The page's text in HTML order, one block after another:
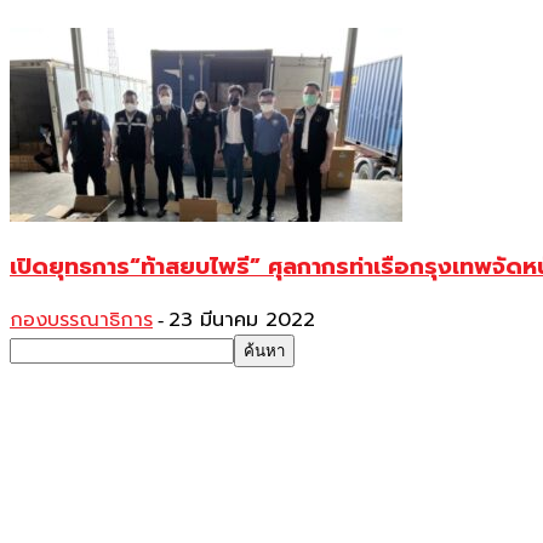
เปิดยุทธการ“ท้าสยบไพรี” ศุลกากรท่าเรือกรุงเทพจั
กองบรรณาธิการ - 23 มีนาคม 2022